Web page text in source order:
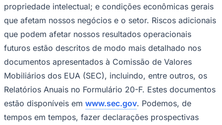
Flamengo
propriedade intelectual; e condições econômicas gerais
que afetam nossos negócios e o setor. Riscos adicionais
que podem afetar nossos resultados operacionais
futuros estão descritos de modo mais detalhado nos
documentos apresentados à Comissão de Valores
Mobiliários dos EUA (SEC), incluindo, entre outros, os
Relatórios Anuais no Formulário 20-F. Estes documentos
estão disponíveis em www.sec.gov. Podemos, de
tempos em tempos, fazer declarações prospectivas